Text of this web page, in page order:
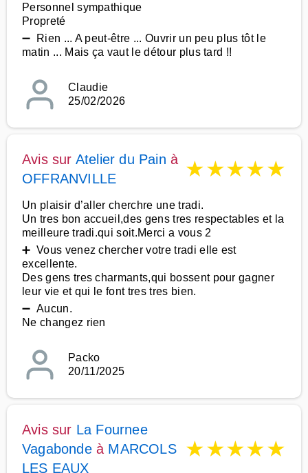
Personnel sympathique
Propreté
➖ Rien ... A peut-être ... Ouvrir un peu plus tôt le
matin ... Mais ça vaut le détour plus tard !!
Claudie
25/02/2026
Avis sur Atelier du Pain à
OFFRANVILLE
★★★★★
Un plaisir d’aller cherchre une tradi.
Un tres bon accueil,des gens tres respectables et la
meilleure tradi.qui soit.Merci a vous 2
➕ Vous venez chercher votre tradi elle est
excellente.
Des gens tres charmants,qui bossent pour gagner
leur vie et qui le font tres tres bien.
➖ Aucun.
Ne changez rien
Packo
20/11/2025
Avis sur La Fournee
Vagabondeà MARCOLS
LES EAUX
★★★★★